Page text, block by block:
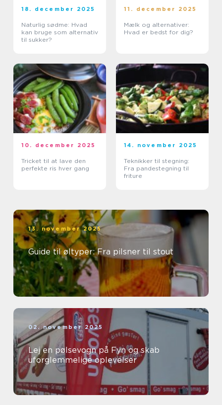
18. december 2025
Naturlig sødme: Hvad
kan bruge som alternativ
til sukker?
11. december 2025
Mælk og alternativer:
Hvad er bedst for dig?
10. december 2025
Tricket til at lave den
perfekte ris hver gang
14. november 2025
Teknikker til stegning:
Fra pandestegning til
friture
13. november 2025
Guide til øltyper: Fra pilsner til stout
02. november 2025
Lej en pølsevogn på Fyn og skab
uforglemmelige oplevelser